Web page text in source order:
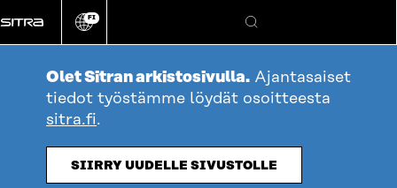
suoraan
sisältöön
Vaihda
kieli
FI
Hae
Olet Sitran arkistosivulla. Ajantasaiset
tiedot työstämme löydät osoitteesta
sitra.fi.
SIIRRY UUDELLE SIVUSTOLLE